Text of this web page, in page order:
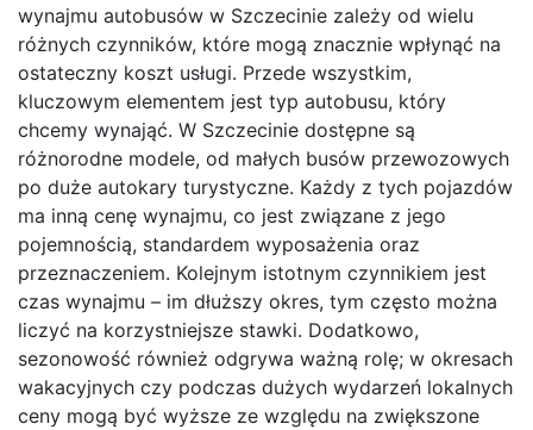
wynajmu autobusów w Szczecinie zależy od wielu
różnych czynników, które mogą znacznie wpłynąć na
ostateczny koszt usługi. Przede wszystkim,
kluczowym elementem jest typ autobusu, który
chcemy wynająć. W Szczecinie dostępne są
różnorodne modele, od małych busów przewozowych
po duże autokary turystyczne. Każdy z tych pojazdów
ma inną cenę wynajmu, co jest związane z jego
pojemnością, standardem wyposażenia oraz
przeznaczeniem. Kolejnym istotnym czynnikiem jest
czas wynajmu – im dłuższy okres, tym często można
liczyć na korzystniejsze stawki. Dodatkowo,
sezonowość również odgrywa ważną rolę; w okresach
wakacyjnych czy podczas dużych wydarzeń lokalnych
ceny mogą być wyższe ze względu na zwiększone